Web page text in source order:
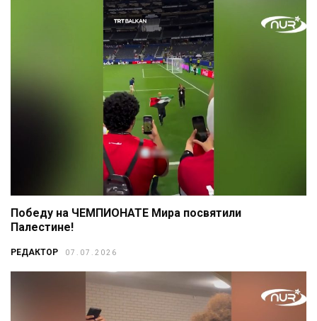
Победу на ЧЕМПИОНАТЕ Мира посвятили
Палестине!
РЕДАКТОР 07.07.2026